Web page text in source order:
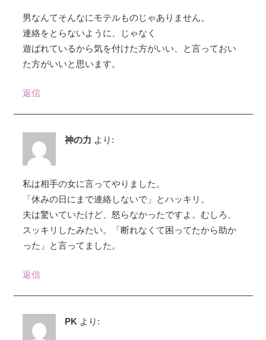
男なんてそんなにモテルものじゃありません。
連絡をとらないように、じゃなく
遊ばれているから気を付けた方がいい、と言っておい
た方がいいと思います。
返信
神の力 より:
私は相手の女に言ってやりました。
「休みの日にまで連絡しないで」とハッキリ。
夫は驚いていたけど、怒らなかったですよ。むしろ、
スッキリしたみたい。「断れなくて困ってたから助か
った」と言ってました。
返信
PK より: